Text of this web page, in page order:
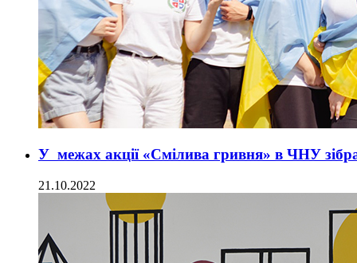
У межах акції «Смілива гривня» в ЧНУ
21.10.2022